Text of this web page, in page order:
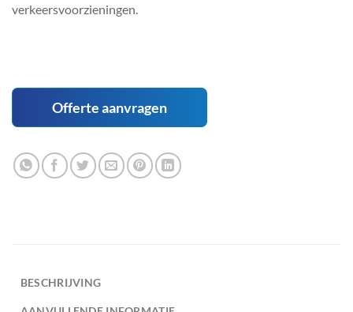
verkeersvoorzieningen.
Offerte aanvragen
BESCHRIJVING